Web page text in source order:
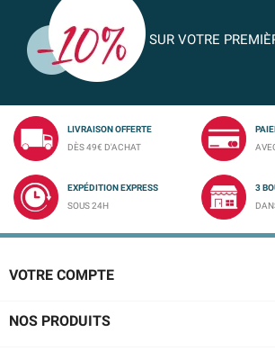
SUR VOTRE
LIVRAISON OFFERTE
DÈS 49€ D'ACHAT
EXPÉDITION EXPRESS
SOUS 24H
3
VOTRE COMPTE
NOS PRODUITS